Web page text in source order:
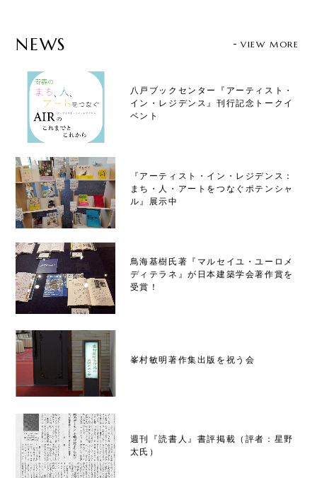
NEWS VIEW MORE
八戸ブックセンター『アーティスト・
イン・レジデンス』刊行記念トークイ
ベント
『アーティスト・イン・レジデンス：
まち・人・アートをつなぐポテンシャ
ル』展示中
鳥海基樹氏著『マルセイユ・ユーロメ
ディテラネ』が日本建築学会著作賞を
受賞！
峯村敏明著作集出版を祝う会
週刊『読書人』書評掲載（評者：星野
太氏）